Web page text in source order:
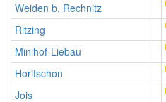
Weiden b. Rechnitz
Ritzing
Minihof-Liebau
Horitschon
Jois